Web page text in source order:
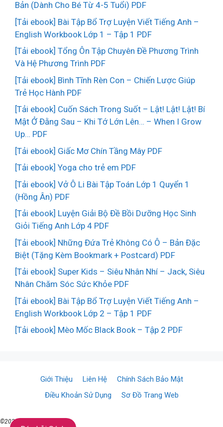
Bản (Dành Cho Bé Từ 4-5 Tuổi) PDF
[Tải ebook] Bài Tập Bổ Trợ Luyện Viết Tiếng Anh –
English Workbook Lớp 1 – Tập 1 PDF
[Tải ebook] Tổng Ôn Tập Chuyên Đề Phương Trình
Và Hệ Phương Trình PDF
[Tải ebook] Bình Tĩnh Rèn Con – Chiến Lược Giúp
Trẻ Học Hành PDF
[Tải ebook] Cuốn Sách Trong Suốt – Lật! Lật! Lật! Bí
Mật Ở Đằng Sau – Khi Tớ Lớn Lên… – When I Grow
Up… PDF
[Tải ebook] Giấc Mơ Chín Tầng Mây PDF
[Tải ebook] Yoga cho trẻ em PDF
[Tải ebook] Vở Ô Li Bài Tập Toán Lớp 1 Quyển 1
(Hồng Ân) PDF
[Tải ebook] Luyện Giải Bộ Đề Bồi Dưỡng Học Sinh
Giỏi Tiếng Anh Lớp 4 PDF
[Tải ebook] Những Đứa Trẻ Không Có Ô – Bản Đặc
Biệt (Tặng Kèm Bookmark + Postcard) PDF
[Tải ebook] Super Kids – Siêu Nhân Nhí – Jack, Siêu
Nhân Chăm Sóc Sức Khỏe PDF
[Tải ebook] Bài Tập Bổ Trợ Luyện Viết Tiếng Anh –
English Workbook Lớp 2 – Tập 1 PDF
[Tải ebook] Mèo Mốc Black Book – Tập 2 PDF
Giới Thiệu Liên Hệ
Chính Sách Bảo Mật
Điều Khoản Sử Dụng
Sơ Đồ Trang Web
©2021 ♥ TaiSach.Org